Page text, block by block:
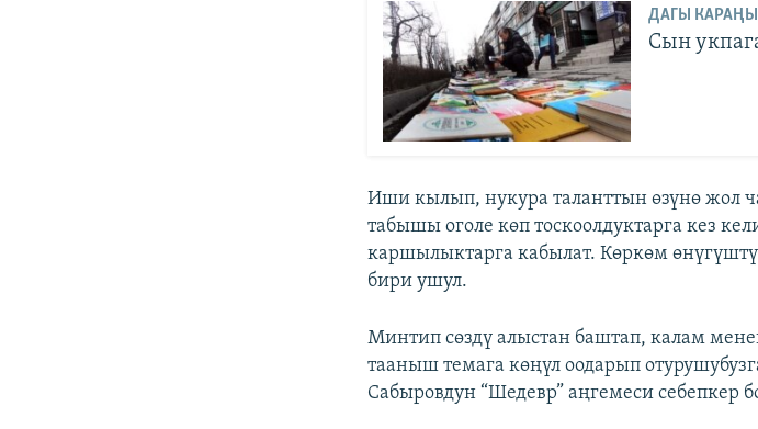
ДАГЫ
Сын
Иши кылып, нукура таланттын өзүнө жол
табышы оголе көп тоскоолдуктарга кез
каршылыктарга кабылат. Көркөм
бири ушул.
Минтип сөздү алыстан баштап, калам
тааныш темага көңүл оодарып
Сабыровдун “Шедевр” аңгемеси себепкер